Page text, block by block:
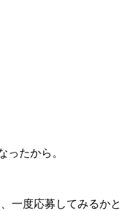
ったから。
一度応募してみるかと